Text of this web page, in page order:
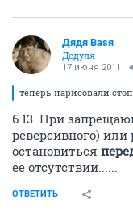
Дядя Ваsя
Дедуля
17 июня 2011
теперь нарисовали
6.13. При
реверсивного)
остановиться
ее отсутствии......
ОТВЕТИТЬ